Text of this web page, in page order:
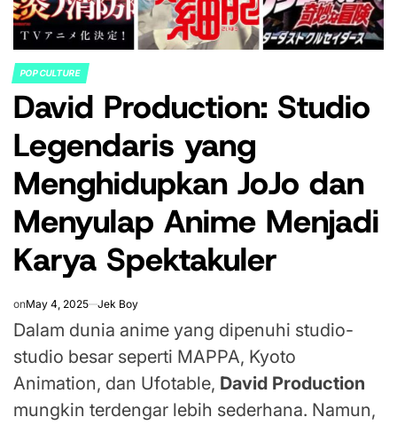
POSTED
IN
POP CULTURE
David Production: Studio
Legendaris yang
Menghidupkan JoJo dan
Menyulap Anime Menjadi
Karya Spektakuler
onMay 4, 2025 Jek Boy
Dalam dunia anime yang dipenuhi studio-
studio besar seperti MAPPA, Kyoto
Animation, dan Ufotable, David Production
mungkin terdengar lebih sederhana. Namun,